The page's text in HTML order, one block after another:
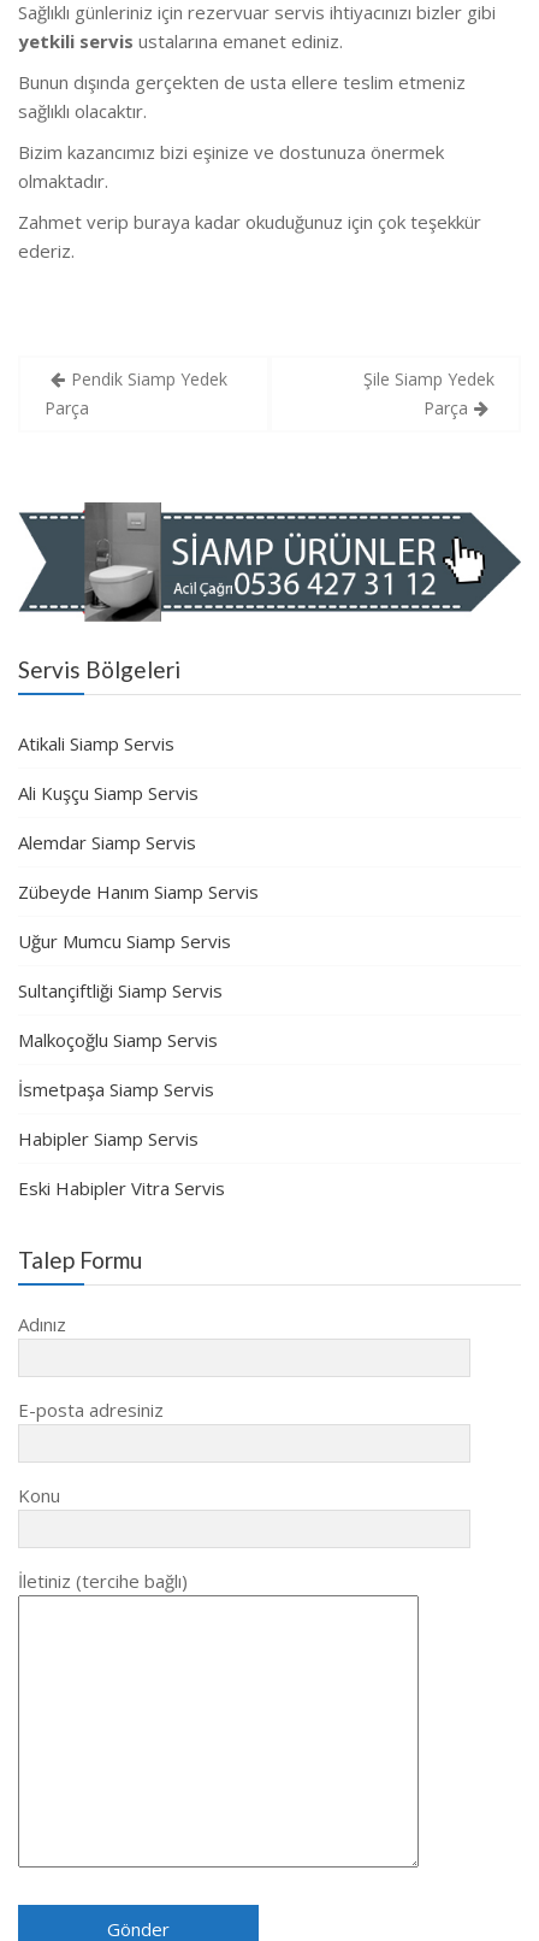
Sağlıklı günleriniz için rezervuar servis ihtiyacınızı bizler gibi
yetkili servis ustalarına emanet ediniz.
Bunun dışında gerçekten de usta ellere teslim etmeniz
sağlıklı olacaktır.
Bizim kazancımız bizi eşinize ve dostunuza önermek
olmaktadır.
Zahmet verip buraya kadar okuduğunuz için çok teşekkür
ederiz.
Yazı
gezinmesi
Pendik Siamp Yedek
Parça
Şile Siamp Yedek
Parça
Servis Bölgeleri
Atikali Siamp Servis
Ali Kuşçu Siamp Servis
Alemdar Siamp Servis
Zübeyde Hanım Siamp Servis
Uğur Mumcu Siamp Servis
Sultançiftliği Siamp Servis
Malkoçoğlu Siamp Servis
İsmetpaşa Siamp Servis
Habipler Siamp Servis
Eski Habipler Vitra Servis
Talep Formu
Adınız
E-posta adresiniz
Konu
İletiniz (tercihe bağlı)